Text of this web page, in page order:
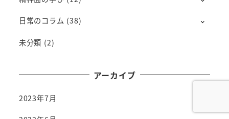
日常のコラム (38)
未分類 (2)
アーカイブ
2023年7月